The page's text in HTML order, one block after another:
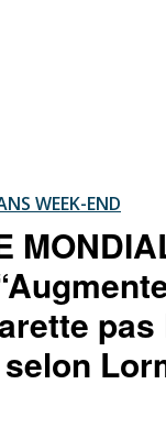
WEEK-END
pas